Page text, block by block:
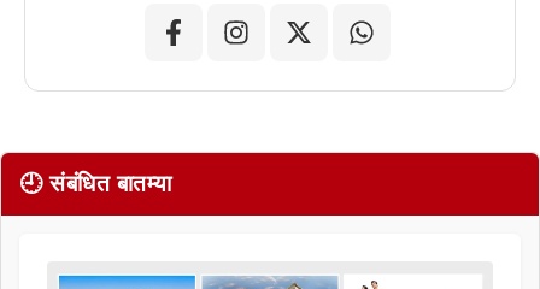
🕘 संबंधित बातम्या